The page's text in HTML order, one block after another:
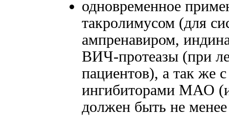
одновременное
такролимусом (для
ампренавиром,
ВИЧ-протеазы (при
пациентов), а так же
ингибиторами МАО
должен быть не